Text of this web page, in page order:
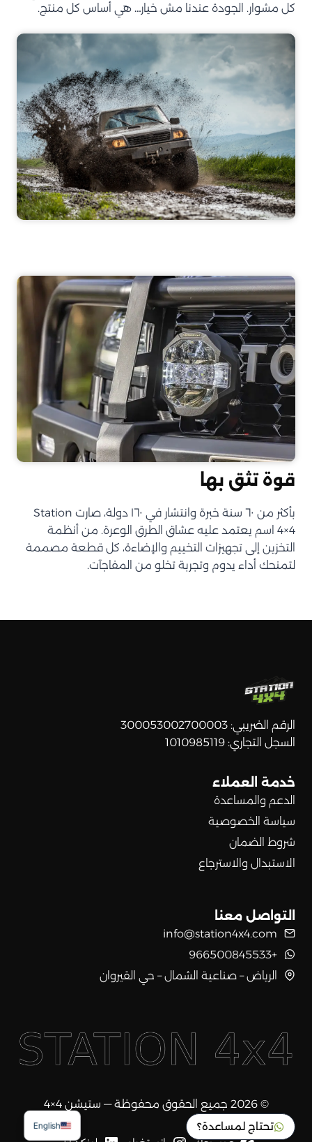
كل مشوار. الجودة عندنا مش خيار… هي أساس كل منتج.
قوة تثق بها
بأكثر من ٦٠ سنة خبرة وانتشار في ١٦٠ دولة، صارت Station
4×4 اسم يعتمد عليه عشاق الطرق الوعرة. من أنظمة
التخزين إلى تجهيزات التخييم والإضاءة، كل قطعة مصممة
لتمنحك أداء يدوم وتجربة تخلو من المفاجآت.
الرقم الضريبي: 300053002700003
السجل التجاري: 1010985119
خدمة العملاء
الدعم والمساعدة
سياسة الخصوصية
شروط الضمان
الاستبدال والاسترجاع
التواصل معنا
info@station4x4.com
+966500845533
الرياض – صناعية الشمال – حي القيروان
© 2026 جميع الحقوق محفوظة — ستيشن 4×4
تحتاج لمساعدة؟ English